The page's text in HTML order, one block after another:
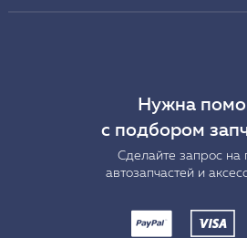
Нужна
с подбором
Сделайте запрос на
автозапчастей и